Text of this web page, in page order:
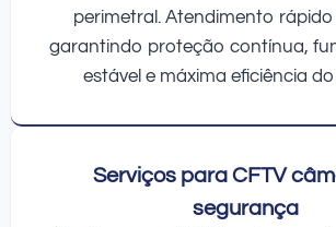
perimetral. Atendimento
garantindo proteção contínua,
estável e máxima eficiência
Serviços para CFTV
segurança